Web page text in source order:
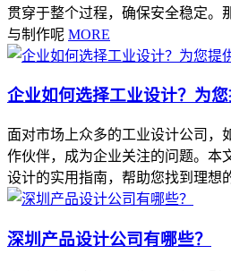
贯穿于整个过程，确保安全稳定。
与制作呢 MORE
企业如何选择工业设计？为
面对市场上众多的工业设计公司，
作伙伴，成为企业关注的问题。本
设计的实用指南，帮助您找到理想
深圳产品设计公司有哪些？